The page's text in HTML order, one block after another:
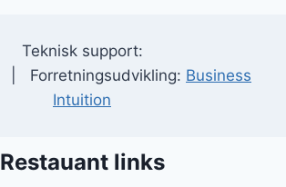
Teknisk support:
| Forretningsudvikling: Business
Intuition
Restauant links